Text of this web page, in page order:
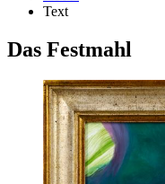
Text
Das Festmahl